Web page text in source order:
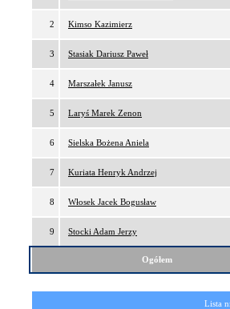
2 Kimso Kazimierz
3 Stasiak Dariusz Paweł
4 Marszałek Janusz
5 Laryś Marek Zenon
6 Sielska Bożena Aniela
7 Kuriata Henryk Andrzej
8 Włosek Jacek Bogusław
9 Stocki Adam Jerzy
Ogółem
Lista